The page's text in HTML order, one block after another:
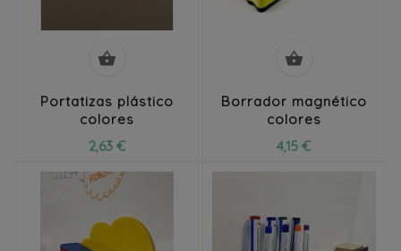

Portatizas plástico
colores
2,63 €

Borrador magnético
colores
4,15 €